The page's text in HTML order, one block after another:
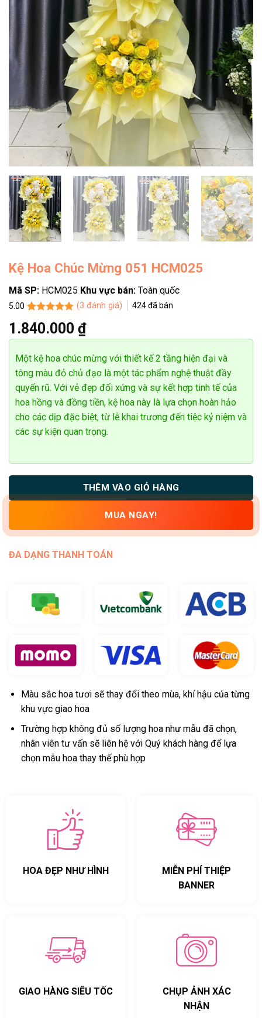
Kệ Hoa Chúc Mừng 051 HCM025
Mã SP: HCM025 Khu vực bán: Toàn quốc
5.00
dựa trên
đánh giá
(3 đánh giá) 424đã bán
1.840.000 ₫
Một kệ hoa chúc mừng với thiết kế 2 tầng hiện đại và
tông màu đỏ chủ đạo là một tác phẩm nghệ thuật đầy
quyến rũ. Với vẻ đẹp đối xứng và sự kết hợp tinh tế của
hoa hồng và đồng tiền, kệ hoa này là lựa chọn hoàn hảo
cho các dịp đặc biệt, từ lễ khai trương đến tiệc kỷ niệm và
các sự kiện quan trọng.
THÊM VÀO GIỎ HÀNG
MUA NGAY!
ĐA DẠNG THANH TOÁN
Màu sắc hoa tươi sẽ thay đổi theo mùa, khí hậu của từng
khu vực giao hoa
Trường hợp không đủ số lượng hoa như mẫu đã chọn,
nhân viên tư vấn sẽ liên hệ với Quý khách hàng để lựa
chọn mẫu hoa thay thế phù hợp
HOA ĐẸP NHƯ HÌNH
MIỄN PHÍ THIỆP
BANNER
GIAO HÀNG SIÊU TỐC
CHỤP ẢNH XÁC
NHẬN
thành công